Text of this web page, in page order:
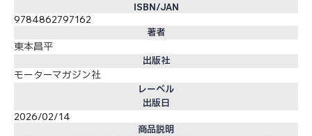
ISBN/JAN
9784862797162
著者
東本昌平
出版社
モーターマガジン社
レーベル
出版日
2026/02/14
商品説明